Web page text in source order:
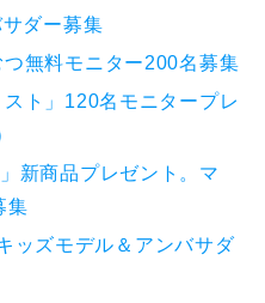
ダー募集
つ無料モニター200名募集
ト」120名モニタープレ
新商品プレゼント。マ
集
ッズモデル＆アンバサダ